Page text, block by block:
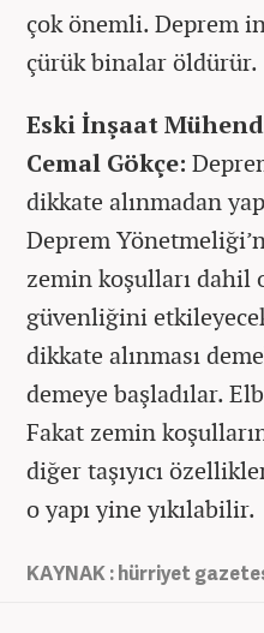
çok önemli. Deprem
çürük binalar öldürür.
Eski İnşaat
Cemal Gökçe:
dikkate alınmadan
Deprem
zemin koşulları dahil
güvenliğini
dikkate alınması
demeye başladılar.
Fakat zemin
diğer taşıyıcı
o yapı yine yıkılabilir.
KAYNAK : hürriyet